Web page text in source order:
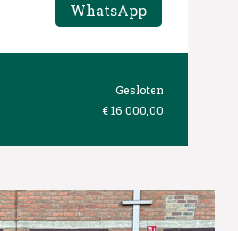
WhatsApp
Gesloten
€ 16 000,00